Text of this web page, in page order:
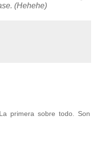
(Hehehe)
primera sobre todo. Son